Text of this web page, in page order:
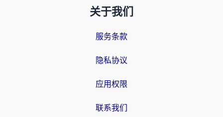
关于我们
服务条款
隐私协议
应用权限
联系我们